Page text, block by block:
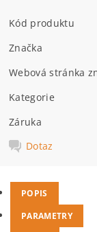
Kód produktu
Značka
Webová stránka
Kategorie
Záruka
Dotaz
POPIS
PARAMETRY